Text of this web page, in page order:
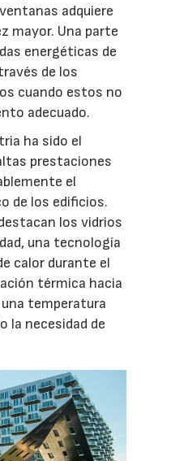
adquiere
mayor. Una parte
energéticas de
de los
cuando estos no
adecuado.
ha sido el
prestaciones
el
de los edificios.
los vidrios
una tecnología
calor durante el
térmica hacia
temperatura
la necesidad de